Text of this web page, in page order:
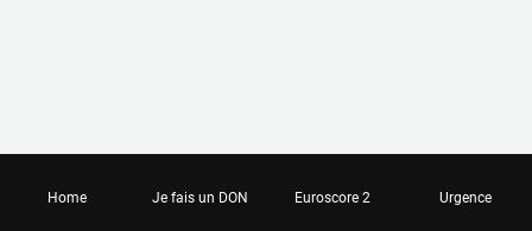
Home Je fais un DON Euroscore 2 Urgence